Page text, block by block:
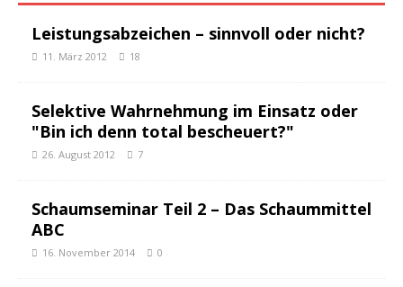
Leistungsabzeichen – sinnvoll oder nicht?
11. März 2012 18
Selektive Wahrnehmung im Einsatz oder
"Bin ich denn total bescheuert?"
26. August 2012 7
Schaumseminar Teil 2 – Das Schaummittel
ABC
16. November 2014 0